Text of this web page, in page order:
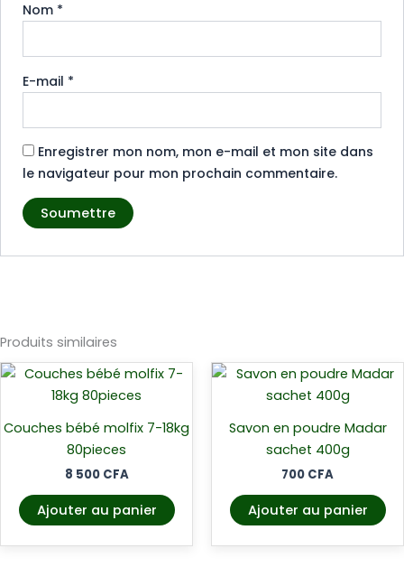
Nom *
E-mail *
Enregistrer mon nom, mon e-mail et mon site dans
le navigateur pour mon prochain commentaire.
Produits similaires
Couches bébé molfix 7-18kg
80pieces
8 500 CFA
Ajouter au panier
Savon en poudre Madar
sachet 400g
700 CFA
Ajouter au panier